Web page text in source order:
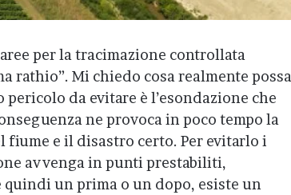
per la tracimazione controllata
rathio”. Mi chiedo cosa realmente possa
da evitare è l’esondazione che
ne provoca in poco tempo la
fiume e il disastro certo. Per evitarlo i
avvenga in punti prestabiliti,
un prima o un dopo, esiste un